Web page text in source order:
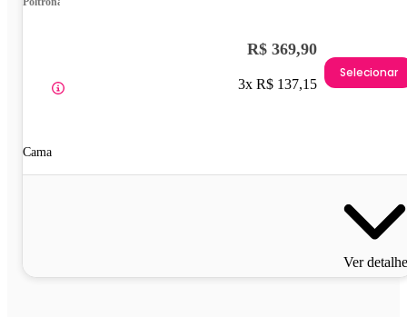
Cama
R$ 369,90
3x R$ 137,15
Selecionar
Ver